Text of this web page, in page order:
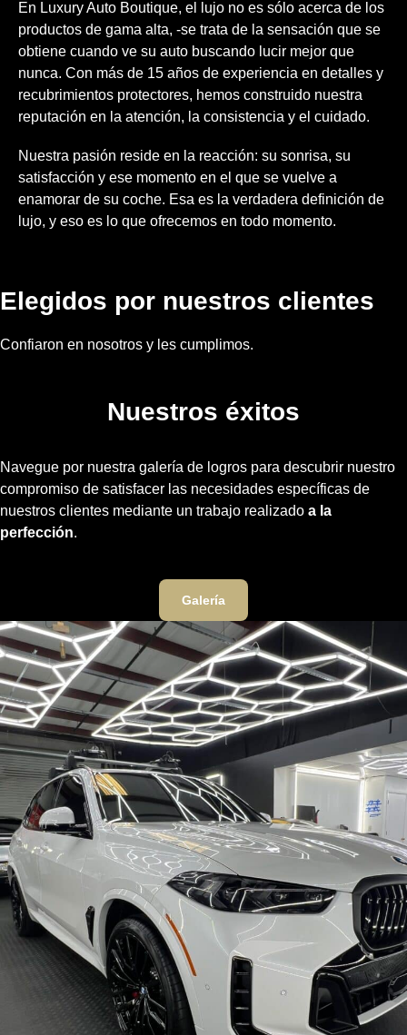
En Luxury Auto Boutique, el lujo no es sólo acerca de los
productos de gama alta, -se trata de la sensación que se
obtiene cuando ve su auto buscando lucir mejor que
nunca. Con más de 15 años de experiencia en detalles y
recubrimientos protectores, hemos construido nuestra
reputación en la atención, la consistencia y el cuidado.
Nuestra pasión reside en la reacción: su sonrisa, su
satisfacción y ese momento en el que se vuelve a
enamorar de su coche. Esa es la verdadera definición de
lujo, y eso es lo que ofrecemos en todo momento.
Elegidos por nuestros clientes
Confiaron en nosotros y les cumplimos.
Nuestros éxitos
Navegue por nuestra galería de logros para descubrir nuestro
compromiso de satisfacer las necesidades específicas de
nuestros clientes mediante un trabajo realizado a la
perfección.
Galería